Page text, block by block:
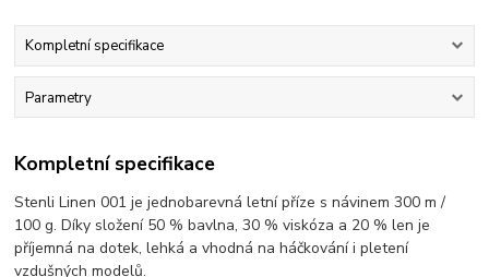
Kompletní specifikace
Parametry
Kompletní specifikace
Stenli Linen 001 je jednobarevná letní příze s návinem 300 m /
100 g. Díky složení 50 % bavlna, 30 % viskóza a 20 % len je
příjemná na dotek, lehká a vhodná na háčkování i pletení
vzdušných modelů.